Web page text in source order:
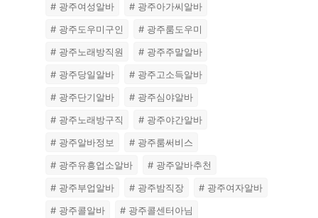
# 광주여성알바
# 광주아가씨알바
# 광주도우미구인
# 광주룸도우미
# 광주노래방직원
# 광주주말알바
# 광주당일알바
# 광주고소득알바
# 광주단기알바
# 광주심야알바
# 광주노래방구직
# 광주야간알바
# 광주알바정보
# 광주룸써비스
# 광주유흥업소알바
# 광주알바추천
# 광주부업알바
# 광주밤직장
# 광주여자알바
# 광주콜알바
# 광주콜센터아님